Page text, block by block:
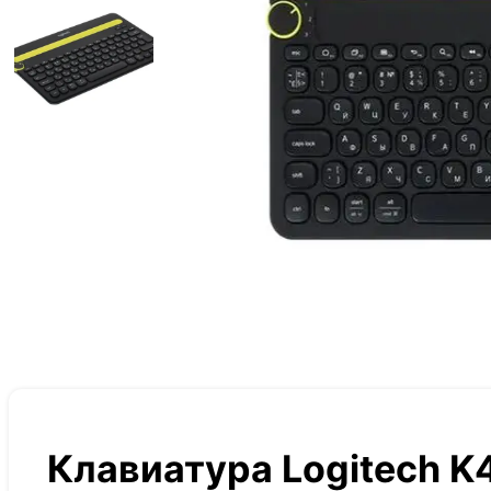
Клавиатура Logitech